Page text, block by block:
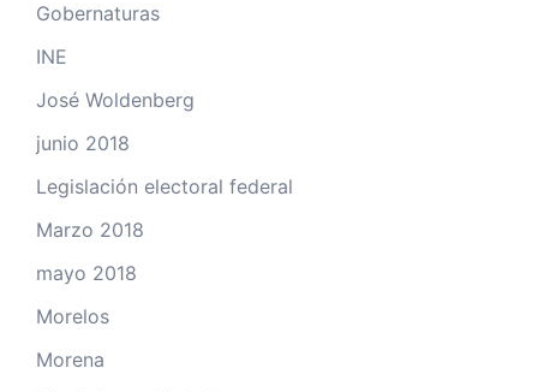
Gobernaturas
INE
José Woldenberg
junio 2018
Legislación electoral federal
Marzo 2018
mayo 2018
Morelos
Morena